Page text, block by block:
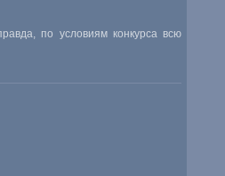
по условиям конкурса всю